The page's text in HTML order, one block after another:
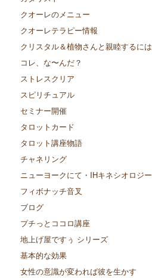
クオーレのメニュー
クオーレテラピー情報
クリスタル＆植物さんと親睦するには
コレ、な〜んだ？
ストレスクリア
スピリチュアル
セミナー開催
タロットカード
タロット講座物語
チャネリング
ニューヨークにて・IHキネシオロジー
フィボナッチ音叉
ブログ
プチっとココロ講座
地上げ屋ですぅ シリーズ
基本的な効果
女性の意識が変われば彼を生かす